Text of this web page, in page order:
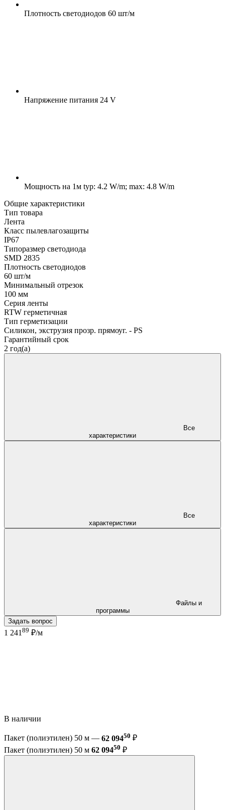
Плотность светодиодов 60 шт/м
Напряжение питания 24 V
Мощность на 1м typ: 4.2 W/m; max: 4.8 W/m
Общие характеристики
Тип товара
Лента
Класс пылевлагозащиты
IP67
Типоразмер светодиода
SMD 2835
Плотность светодиодов
60 шт/м
Минимальный отрезок
100 мм
Серия ленты
RTW герметичная
Тип герметизации
Силикон, экструзия прозр. прямоуг. - PS
Гарантийный срок
2 год(а)
характеристики
характеристики
программы
Задать вопрос
1 241 89 ₽/м
В наличии
Пакет (полиэтилен) 50 м — 62 09450 ₽
Пакет (полиэтилен) 50 м 62 09450 ₽